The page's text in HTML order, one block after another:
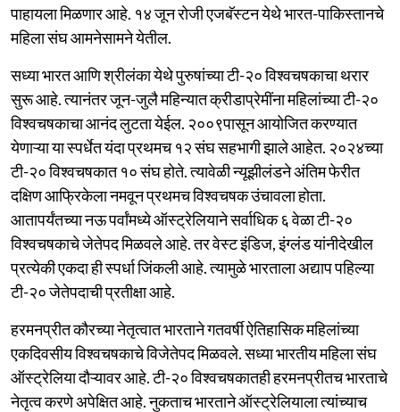
पाहायला मिळणार आहे. १४ जून रोजी एजबॅस्टन येथे भारत-पाकिस्तानचे
महिला संघ आमनेसामने येतील.
सध्या भारत आणि श्रीलंका येथे पुरुषांच्या टी-२० विश्वचषकाचा थरार
सुरू आहे. त्यानंतर जून-जुलै महिन्यात क्रीडाप्रेमींना महिलांच्या टी-२०
विश्वचषकाचा आनंद लुटता येईल. २००९पासून आयोजित करण्यात
येणाऱ्या या स्पर्धेत यंदा प्रथमच १२ संघ सहभागी झाले आहेत. २०२४च्या
टी-२० विश्वचषकात १० संघ होते. त्यावेळी न्यूझीलंडने अंतिम फेरीत
दक्षिण आफ्रिकेला नमवून प्रथमच विश्वचषक उंचावला होता.
आतापर्यंतच्या नऊ पर्वांमध्ये ऑस्ट्रेलियाने सर्वाधिक ६ वेळा टी-२०
विश्वचषकाचे जेतेपद मिळवले आहे. तर वेस्ट इंडिज, इंग्लंड यांनीदेखील
प्रत्येकी एकदा ही स्पर्धा जिंकली आहे. त्यामुळे भारताला अद्याप पहिल्या
टी-२० जेतेपदाची प्रतीक्षा आहे.
हरमनप्रीत कौरच्या नेतृत्वात भारताने गतवर्षी ऐतिहासिक महिलांच्या
एकदिवसीय विश्वचषकाचे विजेतेपद मिळवले. सध्या भारतीय महिला संघ
ऑस्ट्रेलिया दौऱ्यावर आहे. टी-२० विश्वचषकातही हरमनप्रीतच भारताचे
नेतृत्व करणे अपेक्षित आहे. नुकताच भारताने ऑस्ट्रेलियाला त्यांच्याच